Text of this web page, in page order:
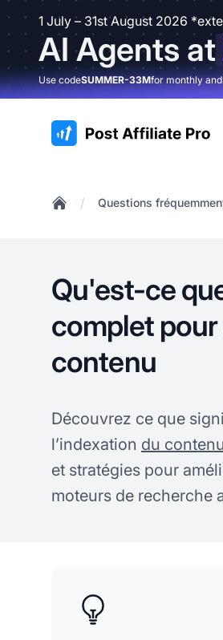
1 July – 31st August 2026
AI Agents at
Use codeSUMMER-33Mfor monthly and
:site.title
/ Questions
Qu'est-ce
complet
contenu
Découvrez ce que
l’indexation du contenu
et stratégies pour
moteurs de recherche